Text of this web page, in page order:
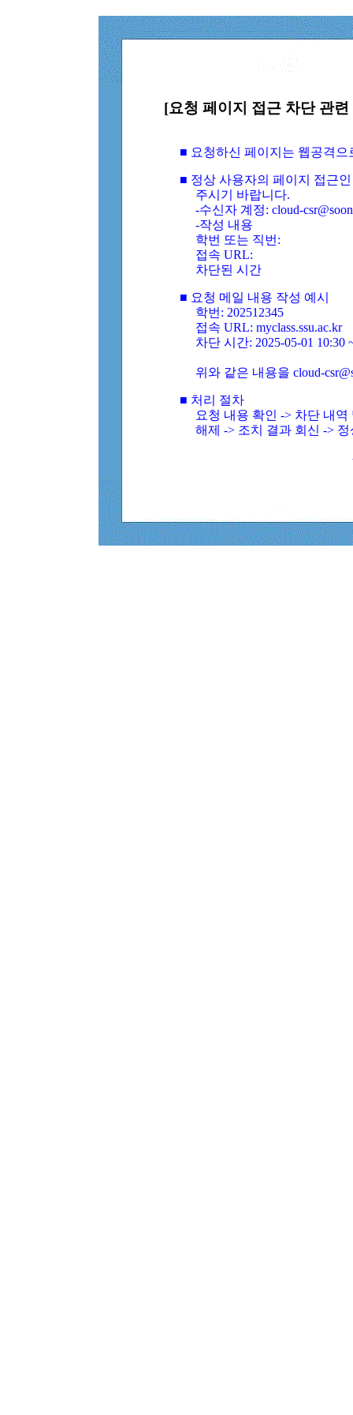
[요청 페이지 접근 차단 관
■ 요청하신 페이지는 웹공격
■ 정상 사용자의 페이지 접근
주시기 바랍니다.
-수신자 계정: cloud-
-작성 내용
학번 또는 직번:
접속 URL:
차단된 시간
■ 요청 메일 내용 작성 예시
학번: 202512345
접속 URL: myclass.ssu.ac.kr
차단 시간: 2025-05-01 10:30
위와 같은 내용을 cloud-
■ 처리 절차
요청 내용 확인 -> 차단 내
해제 -> 조치 결과 회신 ->